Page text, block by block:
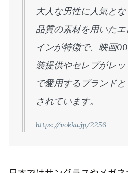
大人な男性に人気と
品質の素材を用いた
インが特徴で、映画
装提供やセレブがレ
で愛用するブランド
されています。
https://vokka.jp/2256